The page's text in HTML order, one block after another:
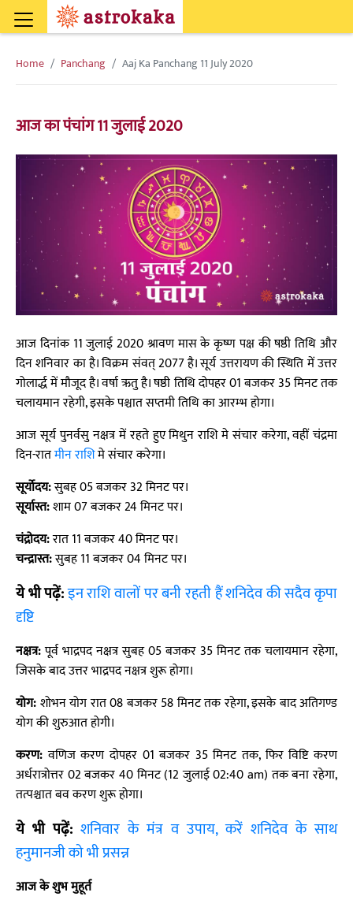
Home Panchang Aaj Ka Panchang 11 July 2020
आज का पंचांग 11 जुलाई 2020
आज दिनांक 11 जुलाई 2020 श्रावण मास के कृष्ण पक्ष की षष्ठी तिथि और
दिन शनिवार का है। विक्रम संवत् 2077 है। सूर्य उत्तरायण की स्थिति में उत्तर
गोलार्द्ध में मौजूद है। वर्षा ऋतु है। षष्ठी तिथि दोपहर 01 बजकर 35 मिनट तक
चलायमान रहेगी, इसके पश्चात सप्तमी तिथि का आरम्भ होगा।
आज सूर्य पुनर्वसु नक्षत्र में रहते हुए मिथुन राशि मे संचार करेगा, वहीं चंद्रमा
दिन-रातमीन राशिमे संचार करेगा।
सूर्योदय:सुबह 05 बजकर 32 मिनट पर।
सूर्यास्त:शाम 07 बजकर 24 मिनट पर।
चंद्रोदय:रात 11 बजकर 40 मिनट पर।
चन्द्रास्त:सुबह 11 बजकर 04 मिनट पर।
ये भी पढ़ें:इन राशि वालों पर बनी रहती हैं शनिदेव की सदैव कृपा
दृष्टि
नक्षत्र:पूर्व भाद्रपद नक्षत्र सुबह 05 बजकर 35 मिनट तक चलायमान रहेगा,
जिसके बाद उत्तर भाद्रपद नक्षत्र शुरू होगा।
योग:शोभन योग रात 08 बजकर 58 मिनट तक रहेगा, इसके बाद अतिगण्ड
योग की शुरुआत होगी।
करण: वणिज करण दोपहर 01 बजकर 35 मिनट तक, फिर विष्टि करण
अर्धरात्रोत्तर 02 बजकर 40 मिनट (12 जुलाई 02:40 am) तक बना रहेगा,
तत्पश्चात बव करण शुरू होगा।
ये भी पढ़ें: शनिवार के मंत्र व उपाय, करें शनिदेव के साथ
हनुमानजी को भी प्रसन्न
आज के शुभ मुहूर्त